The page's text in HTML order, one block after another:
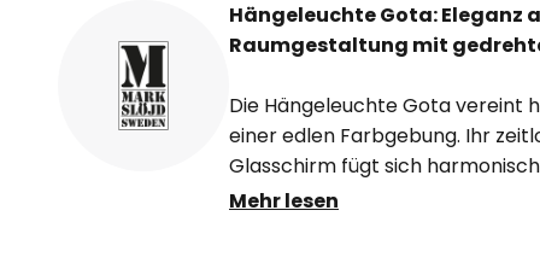
Hängeleuchte Gota: Eleganz
Raumgestaltung mit
Die Hängeleuchte Gota vereint
einer edlen Farbgebung. Ihr
Glasschirm fügt sich
Wohnbereiche wie
Mehr lesen